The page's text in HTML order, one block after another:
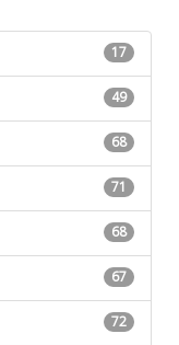
17
49
68
71
68
67
72